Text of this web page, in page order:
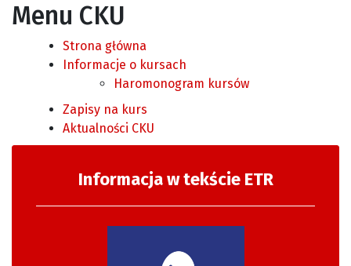
Menu CKU
Strona główna
Informacje o kursach
Haromonogram kursów
Zapisy na kurs
Aktualności CKU
Informacja w tekście ETR